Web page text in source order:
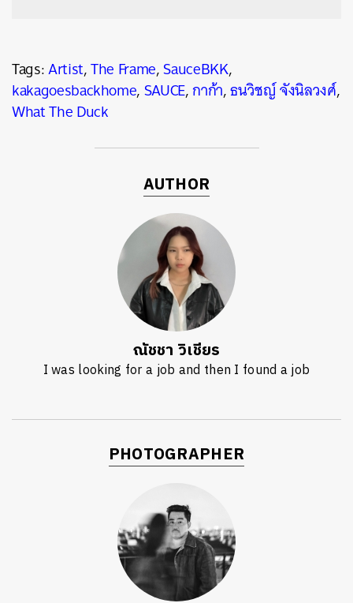
Tags:Artist,The Frame,SauceBKK,
kakagoesbackhome,SAUCE,กาก้า,ธนวิชญ์ จังนิลวงศ์,
What The Duck
AUTHOR
ณัชชา วิเชียร
I was looking for a job and then I found a job
PHOTOGRAPHER